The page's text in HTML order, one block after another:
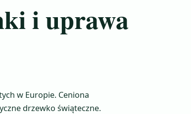
i uprawa
w Europie. Ceniona
drzewko świąteczne.